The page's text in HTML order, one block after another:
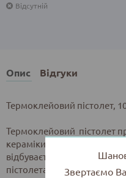
Відсутній
Опис Відгуки
Термоклейовий пістолет,
Термоклейовий пістолет
кераміки, паперу,
відбувається шляхом
пістолета і нанесенням
Звертаємо